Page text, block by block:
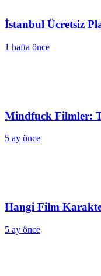
İstanbul Ücretsiz
1 hafta önce
Mindfuck Filmler:
5 ay önce
Hangi Film
5 ay önce